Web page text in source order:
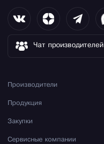
Чат производителей
Производители
Продукция
Закупки
Сервисные компании